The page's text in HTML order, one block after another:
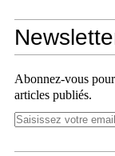
Abonnez-vous
articles publiés.